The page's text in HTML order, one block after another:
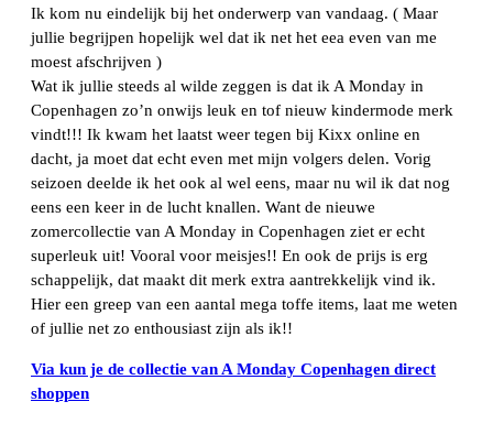
Ik kom nu eindelijk bij het onderwerp van vandaag. ( Maar
jullie begrijpen hopelijk wel dat ik net het eea even van me
moest afschrijven )
Wat ik jullie steeds al wilde zeggen is dat ik A Monday in
Copenhagen zo’n onwijs leuk en tof nieuw kindermode merk
vindt!!! Ik kwam het laatst weer tegen bij Kixx online en
dacht, ja moet dat echt even met mijn volgers delen. Vorig
seizoen deelde ik het ook al wel eens, maar nu wil ik dat nog
eens een keer in de lucht knallen. Want de nieuwe
zomercollectie van A Monday in Copenhagen ziet er echt
superleuk uit! Vooral voor meisjes!! En ook de prijs is erg
schappelijk, dat maakt dit merk extra aantrekkelijk vind ik.
Hier een greep van een aantal mega toffe items, laat me weten
of jullie net zo enthousiast zijn als ik!!
Via kun je de collectie van A Monday Copenhagen direct
shoppen